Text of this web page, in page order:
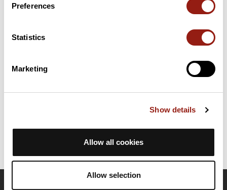
Preferences
Statistics
Marketing
Show details
Allow all cookies
Allow selection
Descubre este recorrido de bicicleta de 164,1 km cerca de
Pierrefeu-du-Var. Presenta un desnivel acumulado de más de
ruta.
Última actualización de la ficha de ruta: 29 de abril de 2026 11:05:47.